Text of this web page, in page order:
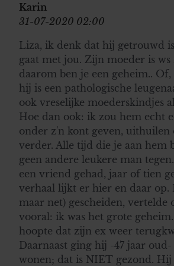
Karin
31-07-2020 02:00
Liza, ik denk dat hij getrouwd
gaat met jou. Zijn moeder is
daarom ben je een geheim..
hij is een pathologische
ook vreselijke moederskindjes
Hoe dan ook: ik zou hem echt
onder z'n kont geven, uithuilen
verder. Alle tijd die je aan hem
geen andere leukere man
een vriend gehad, jaar of tien
verhaal lijkt er hier en daar op.
maar net) gescheiden, vertelde
vooral: ik was het grote
hoopte dat zijn ex weer
Daarnaast ging hij -47 jaar
wonen; dat is NIET gezond.